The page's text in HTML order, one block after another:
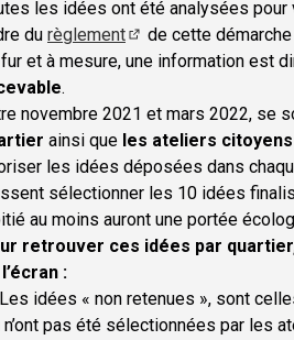
les idées ont été analysées
du règlement
(S'ouvre dans un
de cette
et à mesure, une information est
.
novembre 2021 et mars 2022, se
ainsi que les ateliers
les idées déposées dans
sélectionner les 10 idées
au moins auront une portée
retrouver ces idées par
:
idées « non retenues », sont
n’ont pas été sélectionnées par les